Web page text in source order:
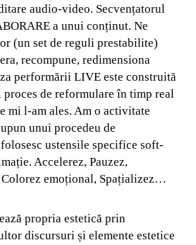
audio-video. Secvențatorul
a unui conținut. Ne
(un set de reguli prestabilite)
recompune, redimensiona
performării LIVE este construită
de reformulare în timp real
mi l-am ales. Am o activitate
unui procedeu de
ustensile specifice soft-
Accelerez, Pauzez,
emoțional, Spațializez…
propria estetică prin
discursuri și elemente estetice